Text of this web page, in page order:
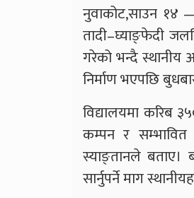
नुवाकोट,साउन १४
तादी–घ्याङ्फेदी
गरेको भन्दै स्थानीय
निर्माण भएपछि
विद्यालयमा करिब
कम्पन र सम्भावित
स्याङ्तानले बताए।
सार्नुपर्ने माग